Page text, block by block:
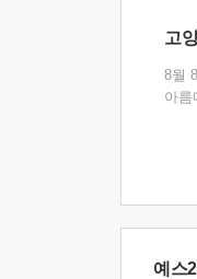
고
8월
아름
예스